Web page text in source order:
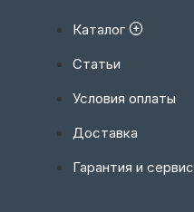
Каталог
Статьи
Условия оплаты
Доставка
Гарантия и сервис